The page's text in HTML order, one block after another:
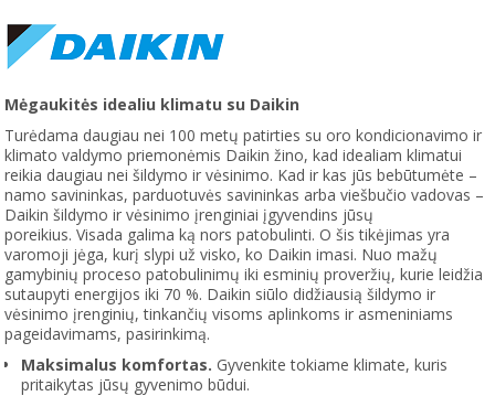
Mėgaukitės idealiu klimatu su Daikin
Turėdama daugiau nei 100 metų patirties su oro kondicionavimo ir
klimato valdymo priemonėmis Daikin žino, kad idealiam klimatui
reikia daugiau nei šildymo ir vėsinimo. Kad ir kas jūs bebūtumėte –
namo savininkas, parduotuvės savininkas arba viešbučio vadovas –
Daikin šildymo ir vėsinimo įrenginiai įgyvendins jūsų
poreikius. Visada galima ką nors patobulinti. O šis tikėjimas yra
varomoji jėga, kurį slypi už visko, ko Daikin imasi. Nuo mažų
gamybinių proceso patobulinimų iki esminių proveržių, kurie leidžia
sutaupyti energijos iki 70 %. Daikin siūlo didžiausią šildymo ir
vėsinimo įrenginių, tinkančių visoms aplinkoms ir asmeniniams
pageidavimams, pasirinkimą.
Maksimalus komfortas. Gyvenkite tokiame klimate, kuris
pritaikytas jūsų gyvenimo būdui.